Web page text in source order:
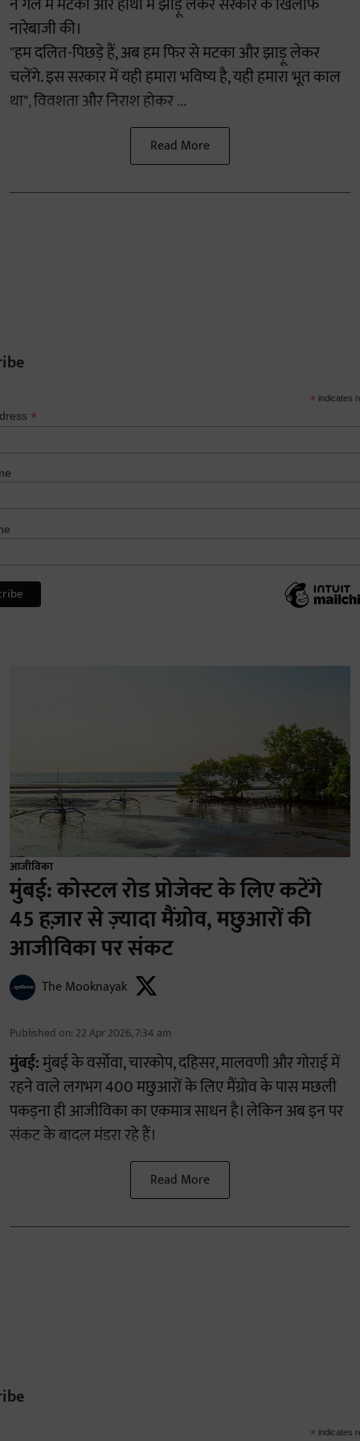
नारेबाजी की।
"हम दलित-पिछड़े हैं, अब हम फिर से मटका और झाड़ू लेकर
चलेंगे. इस सरकार में यही हमारा भविष्य है, यही हमारा भूत काल
था", विवशता और निराश होकर ...
Read More
* indicates
*
आजीविका
मुंबई: कोस्टल रोड प्रोजेक्ट के लिए कटेंगे
45 हज़ार से ज़्यादा मैंग्रोव, मछुआरों की
आजीविका पर संकट
The Mooknayak
Published on: 22 Apr 2026, 7:34 am
मुंबई:मुंबई के वर्सोवा, चारकोप, दहिसर, मालवणी और गोराई में
रहने वाले लगभग 400 मछुआरों के लिए मैंग्रोव के पास मछली
पकड़ना ही आजीविका का एकमात्र साधन है। लेकिन अब इन पर
संकट के बादल मंडरा रहे हैं।
Read More
* indicates